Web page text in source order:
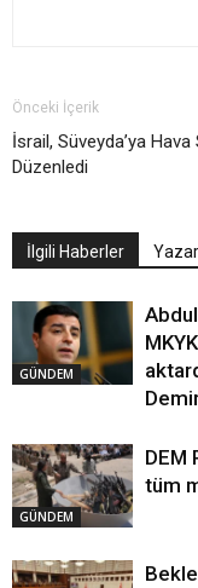
Önceki İçerik
İsrail, Süveyda’ya Hava
Düzenledi
İlgili Haberler
GÜNDEM
GÜNDEM
DEM
tüm